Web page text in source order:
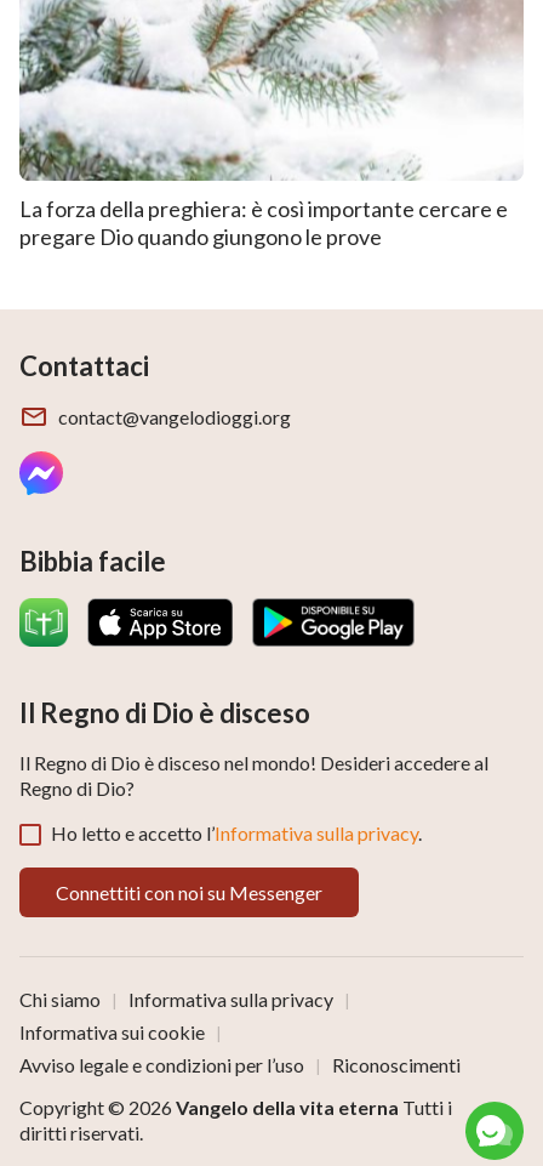
La forza della preghiera: è così importante cercare e
pregare Dio quando giungono le prove
Contattaci
contact@vangelodioggi.org
Bibbia facile
Il Regno di Dio è disceso
Il Regno di Dio è disceso nel mondo! Desideri accedere al
Regno di Dio?
Ho letto e accetto l’Informativa sulla privacy.
Connettiti con noi su Messenger
Chi siamo | Informativa sulla privacy |
Informativa sui cookie |
Avviso legale e condizioni per l’uso |
Riconoscimenti
Copyright © 2026Vangelo della vita eterna Tutti i
diritti riservati.